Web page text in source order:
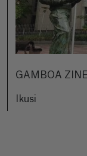
GAMBOA
Ikusi